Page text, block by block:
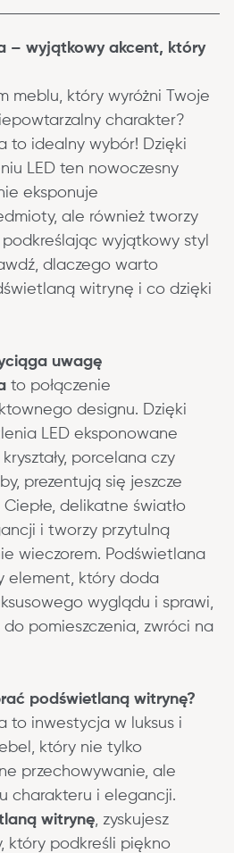
– wyjątkowy akcent, który
meblu , który wyróżni Twoje
charakter?
to idealny wybór! Dzięki
LED ten nowoczesny
eksponuje
ale również tworzy
wyjątkowy styl
dlaczego warto
witrynę i co dzięki
uwagę
to połączenie
designu. Dzięki
LED eksponowane
porcelana czy
prezentują się jeszcze
delikatne światło
i tworzy przytulną
wieczorem. Podświetlana
element, który doda
wyglądu i sprawi,
do pomieszczenia, zwróci na
podświetlaną witrynę?
to inwestycja w luksus i
który nie tylko
przechowywanie, ale
charakteru i elegancji.
witrynę , zyskujesz
który podkreśli piękno